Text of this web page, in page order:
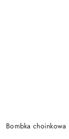
Bombka choinkowa